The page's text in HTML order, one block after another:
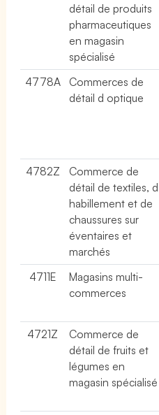
détail de produits
pharmaceutiques
en magasin
spécialisé
4778A
Commerces de
détail d optique
4782Z
Commerce de
détail de textiles, d
habillement et de
chaussures sur
éventaires et
marchés
4711E
Magasins multi-
commerces
4721Z
Commerce de
détail de fruits et
légumes en
magasin spécialisé